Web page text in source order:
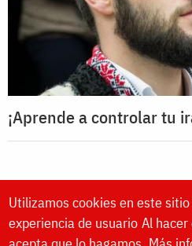
¡Aprende a controlar tu
Utilizamos cookies en este
experiencia de usuario Al